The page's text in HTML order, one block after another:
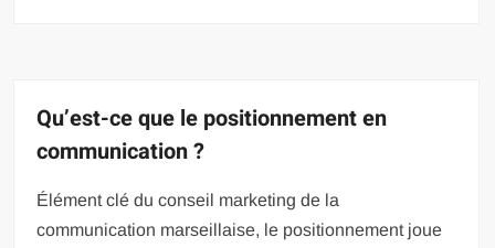
Qu’est-ce que le positionnement en
communication ?
Élément clé du conseil marketing de la
communication marseillaise, le positionnement joue